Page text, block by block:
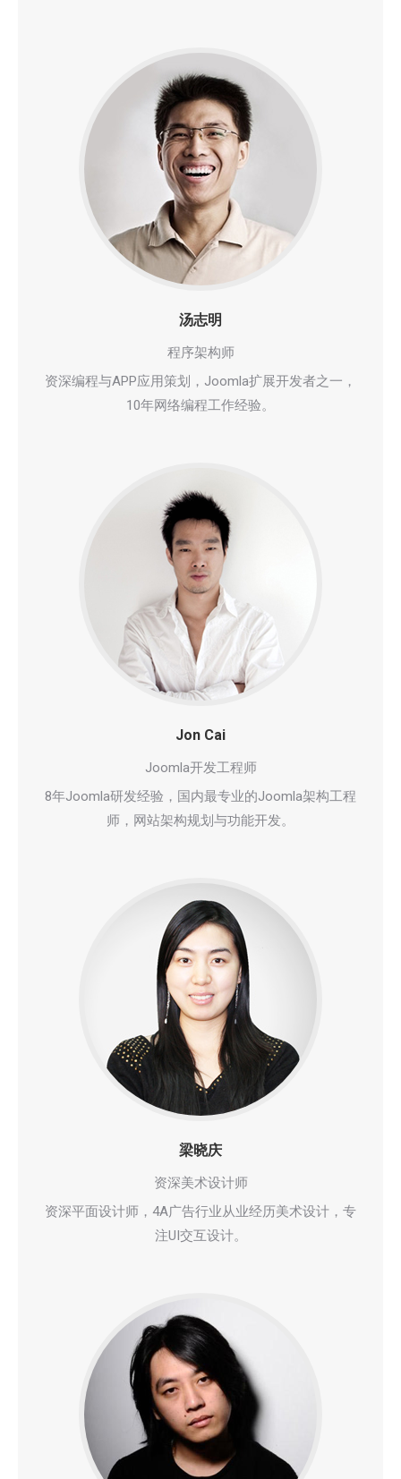
汤志明
程序架构师
资深编程与APP应用策划，Joomla扩展开发者之一，
10年网络编程工作经验。
Jon Cai
Joomla开发工程师
8年Joomla研发经验，国内最专业的Joomla架构工程
师，网站架构规划与功能开发。
梁晓庆
资深美术设计师
资深平面设计师，4A广告行业从业经历美术设计，专
注UI交互设计。